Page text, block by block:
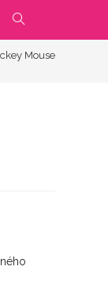
PŘEPNOUT
VYHLEDÁVÁNÍ
Mouse